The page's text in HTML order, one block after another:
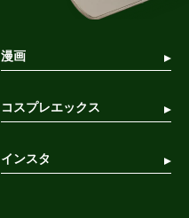
漫画
コスプレエックス
インスタ